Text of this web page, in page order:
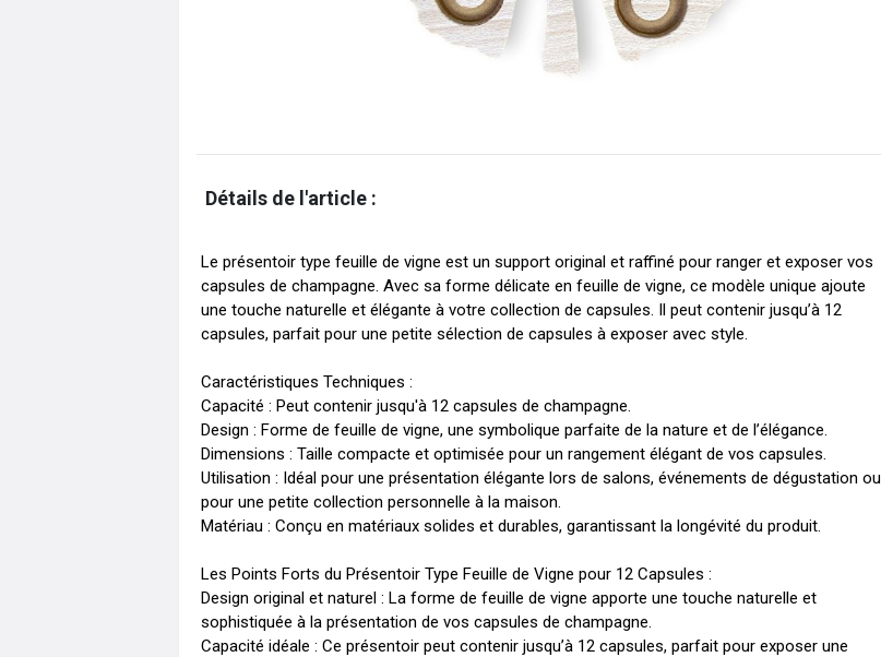
Détails de l'article :
Le présentoir type feuille de vigne est un support original et raffiné pour ranger et exposer vos
capsules de champagne. Avec sa forme délicate en feuille de vigne, ce modèle unique ajoute
une touche naturelle et élégante à votre collection de capsules. Il peut contenir jusqu’à 12
capsules, parfait pour une petite sélection de capsules à exposer avec style.
Caractéristiques Techniques :
Capacité : Peut contenir jusqu'à 12 capsules de champagne.
Design : Forme de feuille de vigne, une symbolique parfaite de la nature et de l’élégance.
Dimensions : Taille compacte et optimisée pour un rangement élégant de vos capsules.
Utilisation : Idéal pour une présentation élégante lors de salons, événements de dégustation ou
pour une petite collection personnelle à la maison.
Matériau : Conçu en matériaux solides et durables, garantissant la longévité du produit.
Les Points Forts du Présentoir Type Feuille de Vigne pour 12 Capsules :
Design original et naturel : La forme de feuille de vigne apporte une touche naturelle et
sophistiquée à la présentation de vos capsules de champagne.
Capacité idéale : Ce présentoir peut contenir jusqu’à 12 capsules, parfait pour exposer une